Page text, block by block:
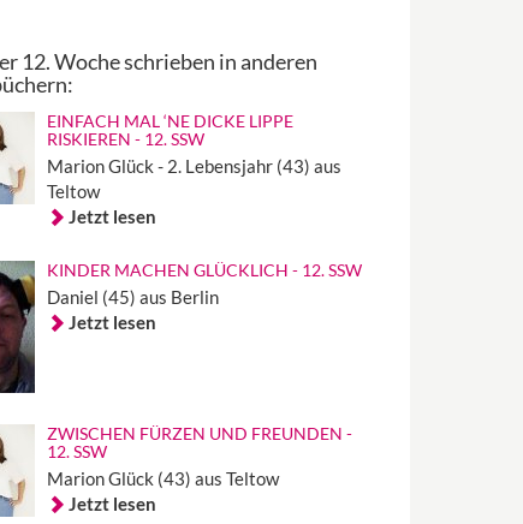
12. Woche schrieben in anderen
EINFACH MAL ‘NE DICKE LIPPE
RISKIEREN - 12. SSW
Marion Glück - 2. Lebensjahr (43) aus
Teltow
Jetzt lesen
KINDER MACHEN GLÜCKLICH - 12. SSW
Daniel (45) aus Berlin
Jetzt lesen
ZWISCHEN FÜRZEN UND FREUNDEN -
12. SSW
Marion Glück (43) aus Teltow
Jetzt lesen